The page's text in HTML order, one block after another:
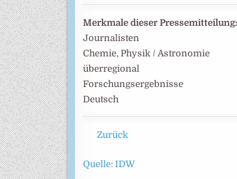
Merkmale dieser Pressemitteilung:
Journalisten
Chemie, Physik / Astronomie
überregional
Forschungsergebnisse
Deutsch
Zurück
Quelle: IDW